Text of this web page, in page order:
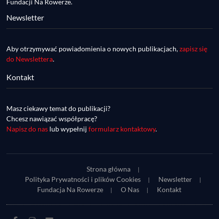
- zaprasza Mateusz Szafraniec. Dwie
samochwałki
Fundacji Na Rowerze.
Newsletter
Aby otrzymywać powiadomienia o nowych publikacjach,zapisz się
do Newslettera.
Kontakt
Masz ciekawy temat do publikacji?
Chcesz nawiązać współpracę?
Napisz do nas lub wypełnijformularz kontaktowy.
Strona główna
Polityka Prywatności i plików Cookies
Newsletter
Fundacja Na Rowerze
O Nas Kontakt